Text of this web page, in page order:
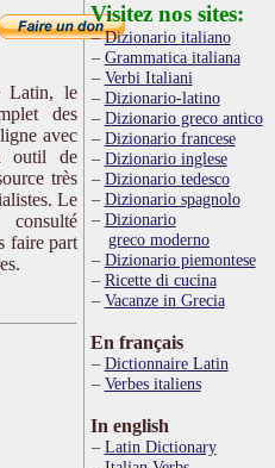
Latin, le
des
avec
outil de
très
Le
faire part
Visitez nos sites:
Dizionario italiano
Grammatica italiana
Verbi Italiani
Dizionario-latino
Dizionario greco antico
Dizionario francese
Dizionario inglese
Dizionario tedesco
Dizionario spagnolo
Dizionario
greco moderno
Dizionario piemontese
Ricette di cucina
Vacanze in Grecia
En français
Dictionnaire Latin
Verbes italiens
In english
Latin Dictionary